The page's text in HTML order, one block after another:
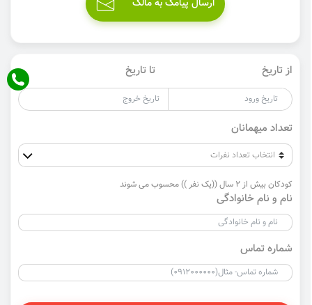
ارسال پیامک به مالک
از تاریخ تا تاریخ
تعداد میهمانان
کودکان بیش از 2 سال ((یک نفر )) محسوب می شوند
نام و نام خانوادگی
شماره تماس